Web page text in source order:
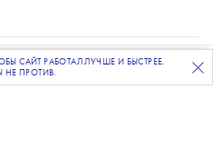
ВЕЧЕРНЮЮ РАССЫЛКУ
САЙТ РАБОТАЛ ЛУЧШЕ И БЫСТРЕЕ.
НЕ ПРОТИВ.